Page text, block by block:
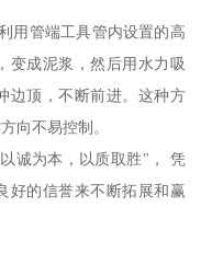
用管端工具管内设置的高
变成泥浆，然后用水力吸
边顶，不断前进。这种方
向不易控制。
诚为本，以质取胜"， 凭
好的信誉来不断拓展和赢